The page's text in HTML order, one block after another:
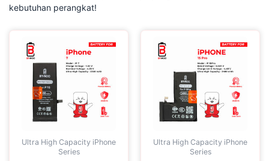
kebutuhan perangkat!
Ultra High Capacity iPhone
Series
Ultra High Capacity iPhone
Series